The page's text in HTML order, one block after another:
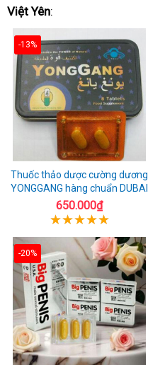
Việt Yên:
-13%
Thuốc thảo dược cường dương
YONGGANG hàng chuẩn DUBAI
650.000₫
-20%